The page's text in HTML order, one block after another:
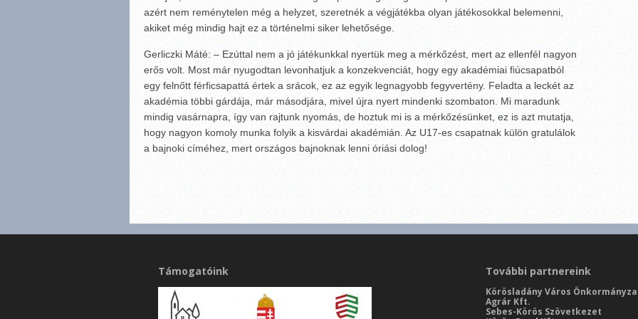
azért nem reménytelen még a helyzet, szeretnék a végjátékba olyan játékosokkal belemenni,
akiket még mindig hajt ez a történelmi siker lehetősége.
Gerliczki Máté: – Ezúttal nem a jó játékunkkal nyertük meg a mérkőzést, mert az ellenfél nagyon
erős volt. Most már nyugodtan levonhatjuk a konzekvenciát, hogy egy akadémiai fiúcsapatból
egy felnőtt férficsapattá értek a srácok, ez az egyik legnagyobb fegyvertény. Feladta a leckét az
akadémia többi gárdája, már másodjára, mivel újra nyert mindenki szombaton. Mi maradunk
mindig vasárnapra, így van rajtunk nyomás, de hoztuk mi is a mérkőzésünket, ez is azt mutatja,
hogy nagyon komoly munka folyik a kisvárdai akadémián. Az U17-es csapatnak külön gratulálok
a bajnoki címéhez, mert országos bajnoknak lenni óriási dolog!
Támogatóink További partnereink
Körösladány Város
Agrár Kft.
Sebes-Körös Szövetkezet